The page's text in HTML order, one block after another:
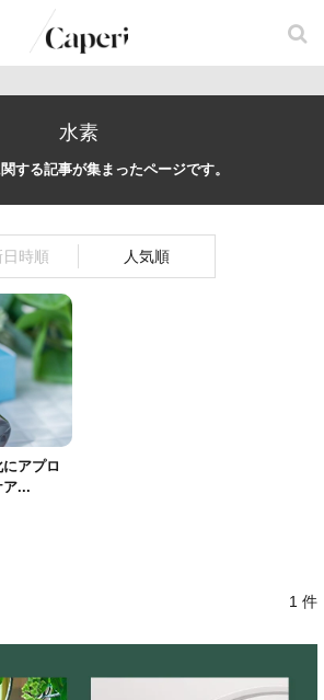
水素
関する記事が集まったページです。
日時順 人気順
アプロ
ア...
1 件